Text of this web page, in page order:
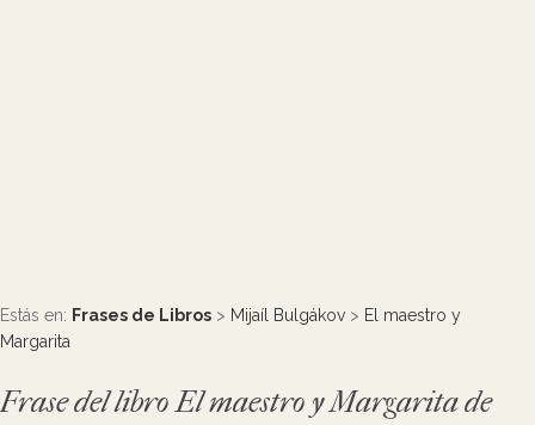
Estás en: Frases de Libros > Mijaíl Bulgákov > El maestro y
Margarita
Frase del libro El maestro y Margarita de